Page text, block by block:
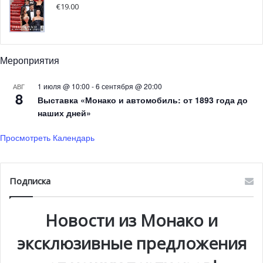
В субботу вечером, при поддержке Альбера II и
предложат гостям блюда, приготовленные
исключительно с использованием местных, сезонных,
органических продуктов.
€19.00
Мероприятия
АВГ
8
1 июля @ 10:00 -6 сентября @ 20:00
Выставка «Монако и автомобиль: от 1893 года до
наших дней»
Просмотреть Календарь
Подписка
Новости из Монако и
эксклюзивные предложения